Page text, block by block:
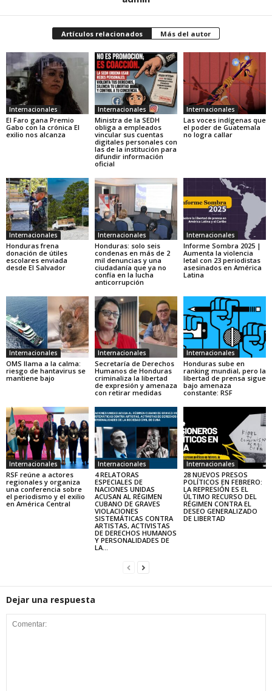
Artículos relacionados Más del autor
Internacionales
El Faro gana Premio
Gabo con la crónica El
exilio nos alcanza
Internacionales
Ministra de la SEDH
obliga a empleados
vincular sus cuentas
digitales personales con
las de la institución para
difundir información
oficial
Internacionales
Las voces indígenas que
el poder de Guatemala
no logra callar
Internacionales
Honduras frena
donación de útiles
escolares enviada
desde El Salvador
Internacionales
Honduras: solo seis
condenas en más de 2
mil denuncias y una
ciudadanía que ya no
confía en la lucha
anticorrupción
Internacionales
Informe Sombra 2025 |
Aumenta la violencia
letal con 23 periodistas
asesinados en América
Latina
Internacionales
OMS llama a la calma:
riesgo de hantavirus se
mantiene bajo
Internacionales
Secretaría de Derechos
Humanos de Honduras
criminaliza la libertad
de expresión y amenaza
con retirar medidas
Internacionales
Honduras sube en
ranking mundial, pero la
libertad de prensa sigue
bajo amenaza
constante: RSF
Internacionales
RSF reúne a actores
regionales y organiza
una conferencia sobre
el periodismo y el exilio
en América Central
Internacionales
4 RELATORAS
ESPECIALES DE
NACIONES UNIDAS
ACUSAN AL RÉGIMEN
CUBANO DE GRAVES
VIOLACIONES
SISTEMÁTICAS CONTRA
ARTISTAS, ACTIVISTAS
DE DERECHOS HUMANOS
Y PERSONALIDADES DE
LA...
Internacionales
28 NUEVOS PRESOS
POLÍTICOS EN FEBRERO:
LA REPRESIÓN ES EL
ÚLTIMO RECURSO DEL
RÉGIMEN CONTRA EL
DESEO GENERALIZADO
DE LIBERTAD
Dejar una respuesta